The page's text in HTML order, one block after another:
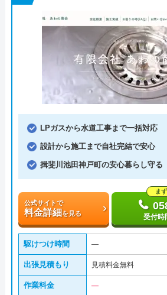
LPガスから水道工事まで一括対応
設計から施工まで自社完結で安心
揖斐川池田神戸町の安心暮らし守る
公式サイトで
料金詳細を見る
ま
受付時
駆けつけ時間 ―
出張見積もり 見積料金無料
作業料金 ―